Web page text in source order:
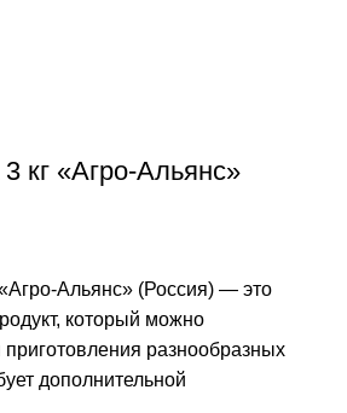
3 кг «Агро-Альянс»
«Агро-Альянс» (Россия) — это
который можно
приготовления разнообразных
дополнительной